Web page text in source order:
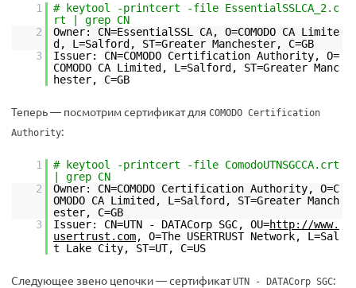
1
# keytool -printcert -file EssentialSSLCA_2.c
rt | grep CN
2
Owner: CN=EssentialSSL CA, O=COMODO CA Limite
d, L=Salford, ST=Greater Manchester, C=GB
3
Issuer: CN=COMODO Certification Authority, O=
COMODO CA Limited, L=Salford, ST=Greater Manc
hester, C=GB
Теперь — посмотрим сертификат для COMODO Certification
Authority:
1
# keytool -printcert -file ComodoUTNSGCCA.crt
| grep CN
2
Owner: CN=COMODO Certification Authority, O=C
OMODO CA Limited, L=Salford, ST=Greater Manch
ester, C=GB
3
Issuer: CN=UTN - DATACorp SGC, OU=http://www.
usertrust.com, O=The USERTRUST Network, L=Sal
t Lake City, ST=UT, C=US
Следующее звено цепочки — сертификатUTN - DATACorp SGC: